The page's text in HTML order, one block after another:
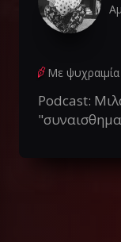
Με ψυχραιμία
Podcast: